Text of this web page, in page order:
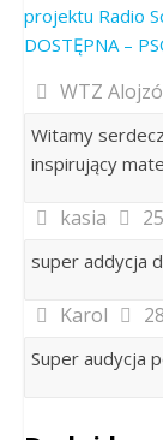
projektu Radio
DOSTĘPNA –
WTZ
Witamy
inspirujący
kasia
super addycja
Karol
Super audycja